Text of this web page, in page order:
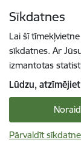
Sīkdatnes
Lai šī
sīkdatnes. Ar
izmantotas
Lūdzu,
Pārvaldīt